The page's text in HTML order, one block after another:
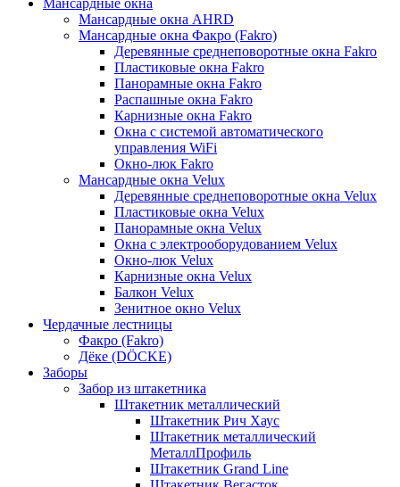
Мансардные окна
Мансардные окна AHRD
Мансардные окна Факро (Fakro)
Деревянные среднеповоротные окна Fakro
Пластиковые окна Fakro
Панорамные окна Fakro
Распашные окна Fakro
Карнизные окна Fakro
Окна с системой автоматического
управления WiFi
Окно-люк Fakro
Мансардные окна Velux
Деревянные среднеповоротные окна Velux
Пластиковые окна Velux
Панорамные окна Velux
Окна с электрооборудованием Velux
Окно-люк Velux
Карнизные окна Velux
Балкон Velux
Зенитное окно Velux
Чердачные лестницы
Факро (Fakro)
Дёке (DÖCKE)
Заборы
Забор из штакетника
Штакетник металлический
Штакетник Рич Хаус
Штакетник металлический
МеталлПрофиль
Штакетник Grand Line